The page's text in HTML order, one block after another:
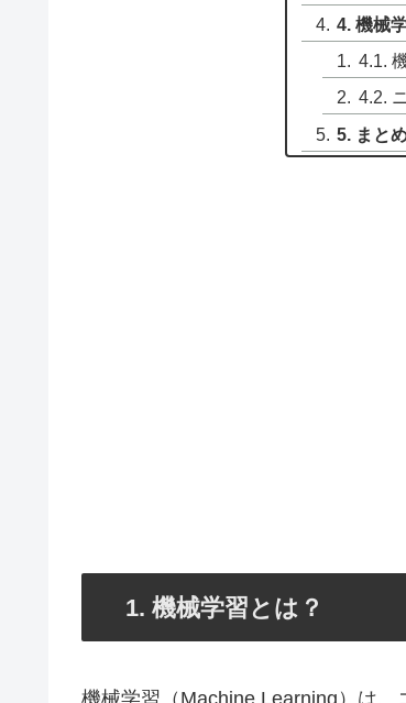
4. 機械
4.1.
4.2.
5. まと
1. 機械学習とは？